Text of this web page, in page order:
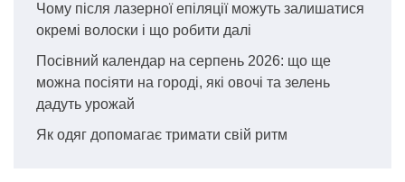
Чому після лазерної епіляції можуть залишатися
окремі волоски і що робити далі
Посівний календар на серпень 2026: що ще
можна посіяти на городі, які овочі та зелень
дадуть урожай
Як одяг допомагає тримати свій ритм